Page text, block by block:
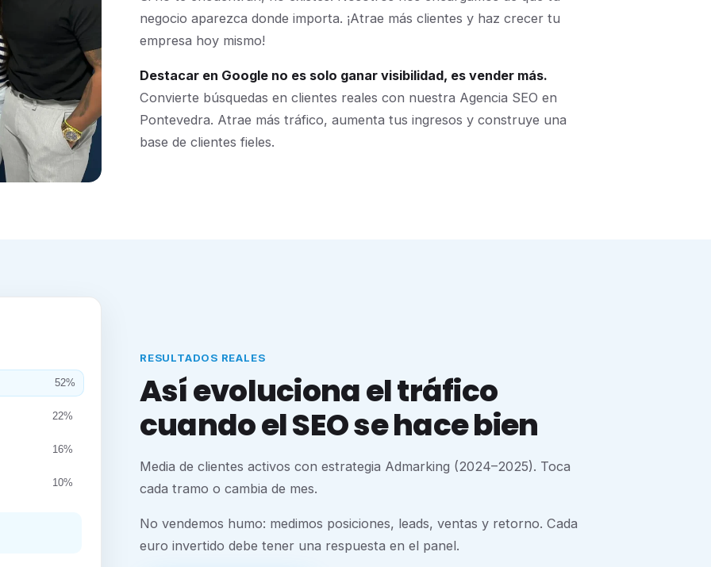
negocio aparezca donde importa. ¡Atrae más clientes y haz crecer tu
empresa hoy mismo!
Destacar en Google no es solo ganar visibilidad, es vender más.
Convierte búsquedas en clientes reales con nuestra Agencia SEO en
Pontevedra. Atrae más tráfico, aumenta tus ingresos y construye una
base de clientes fieles.
52%
22%
16%
10%
RESULTADOS REALES
Así evoluciona el tráfico
cuando el SEO se hace bien
Media de clientes activos con estrategia Admarking (2024–2025). Toca
cada tramo o cambia de mes.
No vendemos humo: medimos posiciones, leads, ventas y retorno. Cada
euro invertido debe tener una respuesta en el panel.